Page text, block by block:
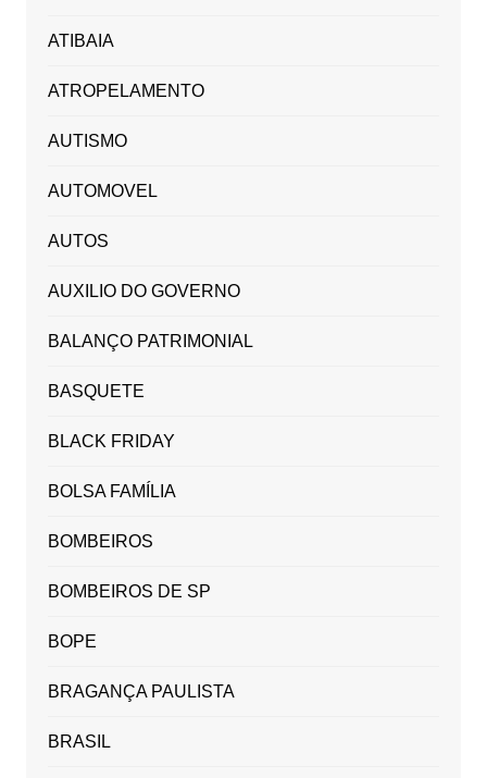
ATIBAIA
ATROPELAMENTO
AUTISMO
AUTOMOVEL
AUTOS
AUXILIO DO GOVERNO
BALANÇO PATRIMONIAL
BASQUETE
BLACK FRIDAY
BOLSA FAMÍLIA
BOMBEIROS
BOMBEIROS DE SP
BOPE
BRAGANÇA PAULISTA
BRASIL